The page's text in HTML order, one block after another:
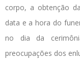
corpo, a obtenção
data e a hora do
no dia da
preocupações dos